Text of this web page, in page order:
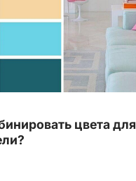
цвета для